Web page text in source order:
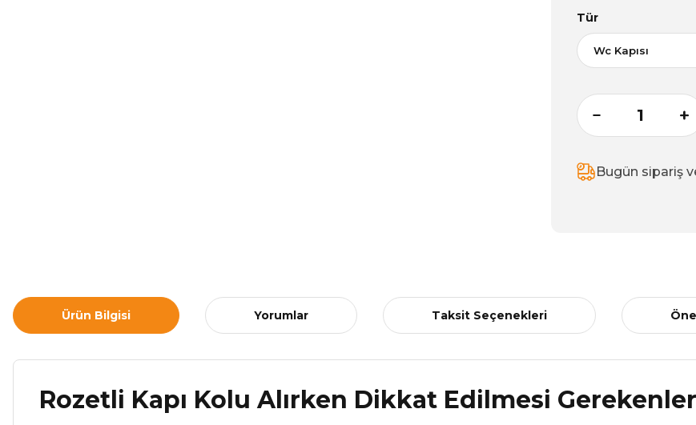
Tür
Bugün sipariş
Ürün Bilgisi Yorumlar Taksit Seçenekleri
Rozetli Kapı Kolu Alırken Dikkat Edilmesi Gerekenler